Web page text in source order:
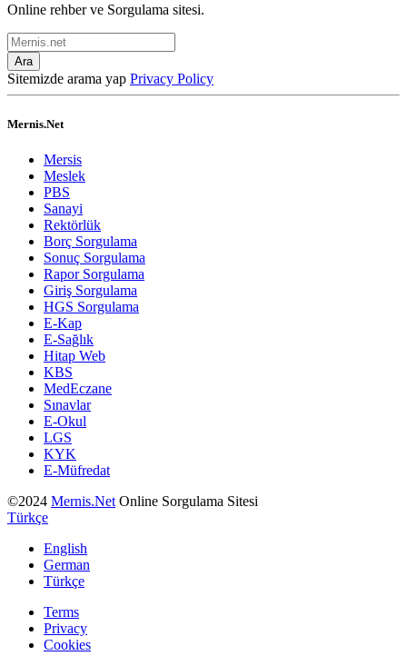
Online rehber ve Sorgulama sitesi.
Ara
Sitemizde arama yap Privacy Policy
Mernis.Net
Mersis
Meslek
PBS
Sanayi
Rektörlük
Borç Sorgulama
Sonuç Sorgulama
Rapor Sorgulama
Giriş Sorgulama
HGS Sorgulama
E-Kap
E-Sağlık
Hitap Web
KBS
MedEczane
Sınavlar
E-Okul
LGS
KYK
E-Müfredat
©2024 Mernis.Net Online Sorgulama Sitesi
Türkçe
English
German
Türkçe
Terms
Privacy
Cookies